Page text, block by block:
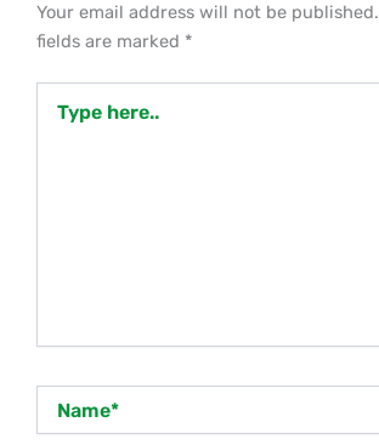
Your email address will not be published.
fields are marked *
here..